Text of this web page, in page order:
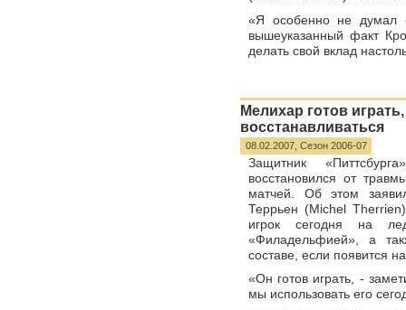
«Я особенно не думал
вышеуказанный факт
делать свой вклад
Мелихар готов
восстанавливаться
08.02.2007, Сезон 2006-07
Защитник
восстановился от
матчей. Об этом
Террьен (Michel
игрок сегодня на
«Филадельфией», а
составе, если появится
«Он готов играть, -
мы использовать его